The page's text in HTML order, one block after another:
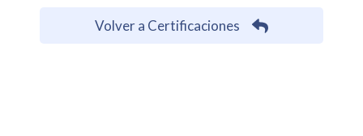
Volver a Certificaciones